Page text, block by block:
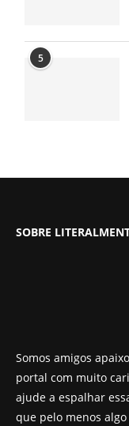
5
SOBRE
Somos amigos
portal com muito
ajude a espalhar
que pelo menos